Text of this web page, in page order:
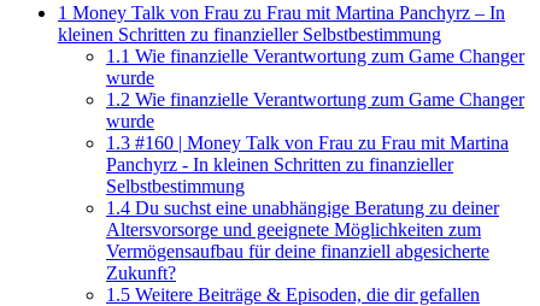
1 Money Talk von Frau zu Frau mit Martina Panchyrz – In
kleinen Schritten zu finanzieller Selbstbestimmung
1.1 Wie finanzielle Verantwortung zum Game Changer
wurde
1.2 Wie finanzielle Verantwortung zum Game Changer
wurde
1.3 #160 | Money Talk von Frau zu Frau mit Martina
Panchyrz - In kleinen Schritten zu finanzieller
Selbstbestimmung
1.4 Du suchst eine unabhängige Beratung zu deiner
Altersvorsorge und geeignete Möglichkeiten zum
Vermögensaufbau für deine finanziell abgesicherte
Zukunft?
1.5 Weitere Beiträge & Episoden, die dir gefallen